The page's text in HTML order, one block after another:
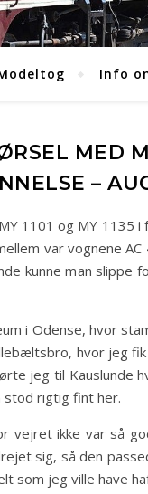
Info
MED
–
1101 og MY
var vognene
kunne man
i Odense, hvor
hvor jeg
jeg til
rigtig fint her.
vejret ikke var så
sig, så den
som jeg ville have